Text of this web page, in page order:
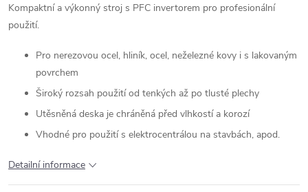
Kompaktní a výkonný stroj s PFC invertorem pro profesionální
použití.
Pro nerezovou ocel, hliník, ocel, neželezné kovy i s lakovaným
povrchem
Široký rozsah použití od tenkých až po tlusté plechy
Utěsněná deska je chráněná před vlhkostí a korozí
Vhodné pro použití s elektrocentrálou na stavbách, apod.
Detailní informace